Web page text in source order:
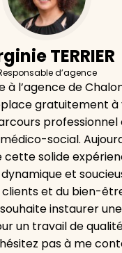
TERRIER
d’agence
à l’agence de
gratuitement
social.
solide
et
et du bien-
instaurer
un travail de
pas à me